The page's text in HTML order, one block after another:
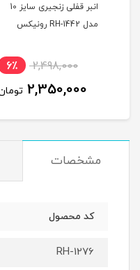
انبر قفلی زنجیری سایز 10
مدل RH-1442 رونیکس
2,498,000 6٪
2,350,000
مشخصات
کد محصول
RH-1276